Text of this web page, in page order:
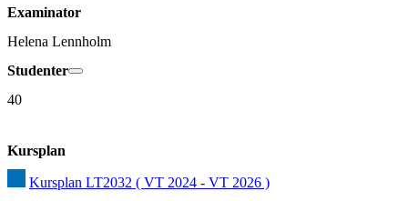
Examinator
Helena Lennholm
Studenter
40
Kursplan
Kursplan LT2032 ( VT 2024 - VT 2026 )